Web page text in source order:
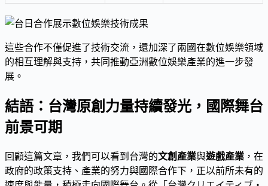
這些合作不僅促進了技術交流，還加深了兩國在數位娛樂領域
的相互理解與支持，共同推動亞洲數位娛樂產業的進一步發
展。
結語：台灣原創力量持續發光，國際舞台
前景可期
回顧這篇文章，我們可以看到台灣的文創產業與遊戲產業 ，在
政府的政策支持、產業的努力與國際合作下，正以前所未有的